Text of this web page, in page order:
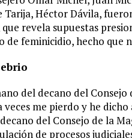
Héctor Dávila,
revela supuestas
de feminicidio, hecho que
del decano del
veces me pierdo y he
del Consejo de la
de procesos